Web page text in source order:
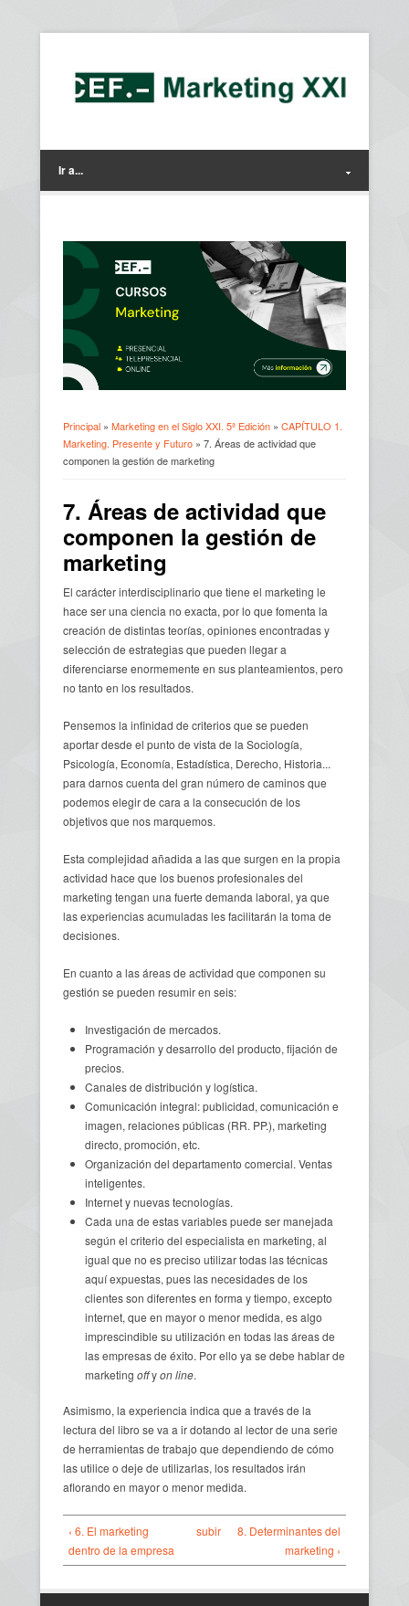
Ir a...
Usted está aquí
Principal » Marketing en el Siglo XXI. 5ª Edición » CAPÍTULO 1.
Marketing. Presente y Futuro » 7. Áreas de actividad que
componen la gestión de marketing
7. Áreas de actividad que
componen la gestión de
marketing
El carácter interdisciplinario que tiene el marketing le
hace ser una ciencia no exacta, por lo que fomenta la
creación de distintas teorías, opiniones encontradas y
selección de estrategias que pueden llegar a
diferenciarse enormemente en sus planteamientos, pero
no tanto en los resultados.
Pensemos la infinidad de criterios que se pueden
aportar desde el punto de vista de la Sociología,
Psicología, Economía, Estadística, Derecho, Historia...
para darnos cuenta del gran número de caminos que
podemos elegir de cara a la consecución de los
objetivos que nos marquemos.
Esta complejidad añadida a las que surgen en la propia
actividad hace que los buenos profesionales del
marketing tengan una fuerte demanda laboral, ya que
las experiencias acumuladas les facilitarán la toma de
decisiones.
En cuanto a las áreas de actividad que componen su
gestión se pueden resumir en seis:
Investigación de mercados.
Programación y desarrollo del producto, fijación de
precios.
Canales de distribución y logística.
Comunicación integral: publicidad, comunicación e
imagen, relaciones públicas (RR. PP.), marketing
directo, promoción, etc.
Organización del departamento comercial. Ventas
inteligentes.
Internet y nuevas tecnologías.
Cada una de estas variables puede ser manejada
según el criterio del especialista en marketing, al
igual que no es preciso utilizar todas las técnicas
aquí expuestas, pues las necesidades de los
clientes son diferentes en forma y tiempo, excepto
internet, que en mayor o menor medida, es algo
imprescindible su utilización en todas las áreas de
las empresas de éxito. Por ello ya se debe hablar de
marketing offyon line.
Asimismo, la experiencia indica que a través de la
lectura del libro se va a ir dotando al lector de una serie
de herramientas de trabajo que dependiendo de cómo
las utilice o deje de utilizarlas, los resultados irán
aflorando en mayor o menor medida.
‹ 6. El marketing
dentro de la empresa
subir
8. Determinantes del
marketing ›